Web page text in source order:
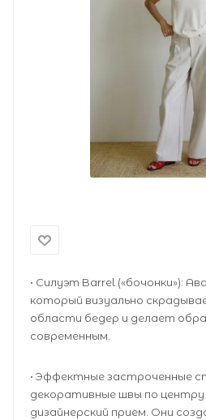
• Силуэт Barrel («бочонки»):
который визуально
области бедер и делает
современным.
• Эффектные застроченные
декоративные швы по
дизайнерский прием. Они